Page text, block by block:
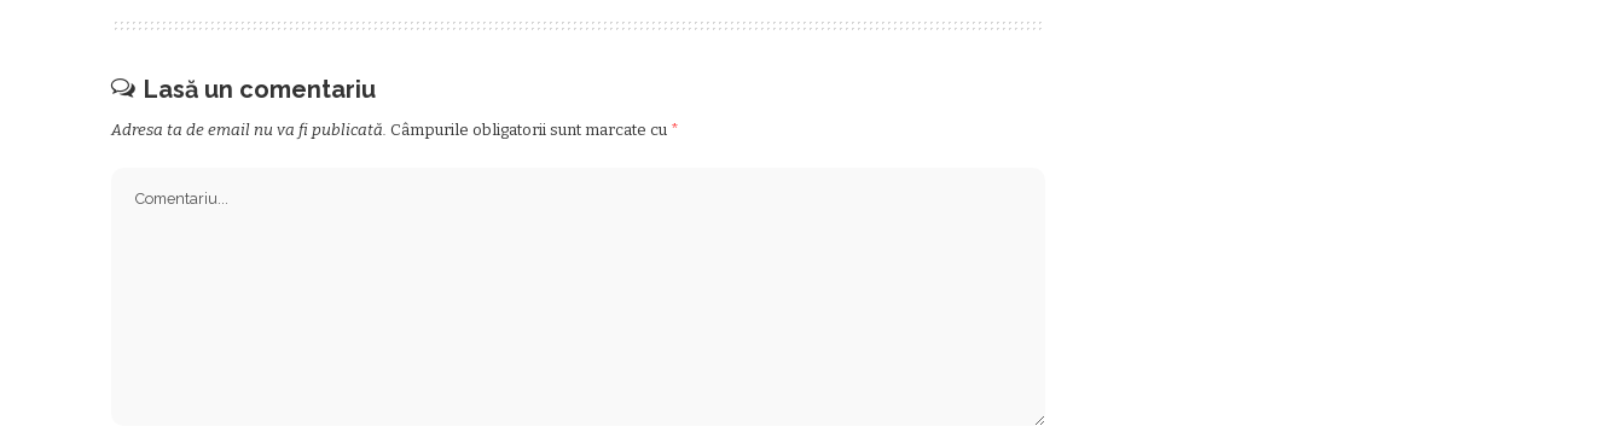
Lasă un comentariu
Adresa ta de email nu va fi publicată. Câmpurile obligatorii sunt marcate cu *